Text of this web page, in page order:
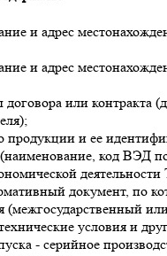
и адрес
и адрес
договора или контракта
продукции и ее
код ВЭД
документ, по
(межгосударственный
условия и
- серийное